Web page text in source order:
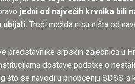
jedni od najvećih krvnika bili
ubijali. Treći možda nisu ništa od
predstavnike srpskih zajednica u
dostave podatke o
što se navodi u priopćenju SDSS-a